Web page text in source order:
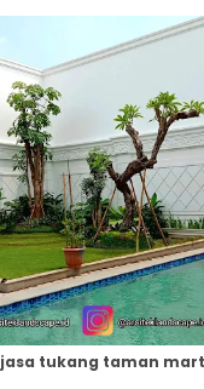
jasa tukang taman